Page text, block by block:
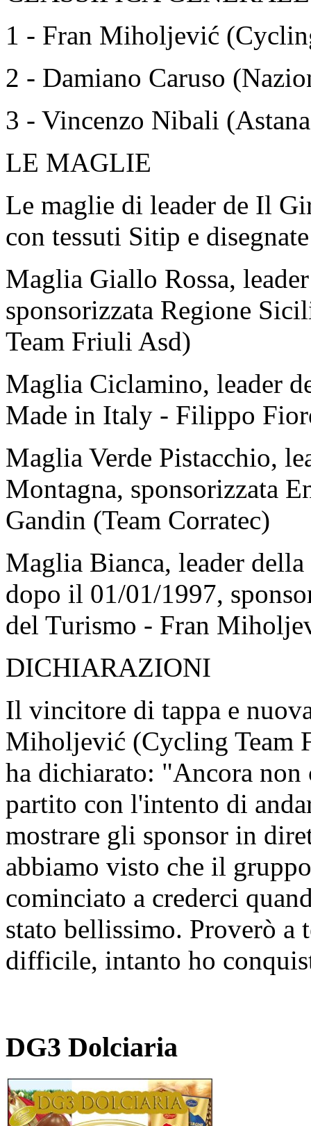
1 - Fran Miholjević
2 - Damiano Caruso
3 - Vincenzo Nibali
LE MAGLIE
Le maglie di leader de Il
con tessuti Sitip e
Maglia Giallo Rossa,
sponsorizzata Regione
Team Friuli Asd)
Maglia Ciclamino, leader
Made in Italy - Filippo
Maglia Verde Pistacchio,
Montagna, sponsorizzata
Gandin (Team Corratec)
Maglia Bianca, leader
dopo il 01/01/1997,
del Turismo - Fran
DICHIARAZIONI
Il vincitore di tappa e
Miholjević (Cycling Team
ha dichiarato: "Ancora non
partito con l'intento di
mostrare gli sponsor in
abbiamo visto che il
cominciato a crederci
stato bellissimo. Proverò a
difficile, intanto ho
DG3 Dolciaria